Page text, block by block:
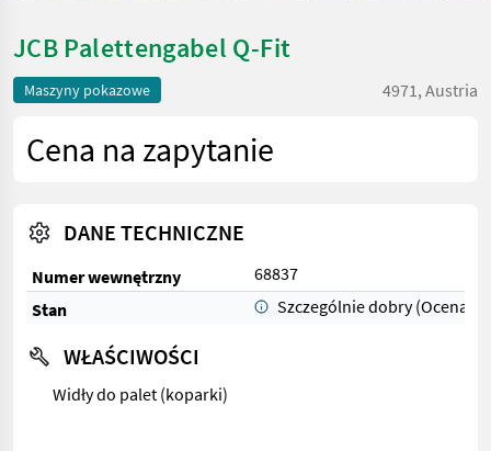
JCB Palettengabel Q-Fit
Maszyny pokazowe 4971, Austria
Cena na zapytanie
DANE TECHNICZNE
Numer wewnętrzny
68837
Stan
Szczególnie dobry (Ocena 1)
WŁAŚCIWOŚCI
Widły do palet (koparki)